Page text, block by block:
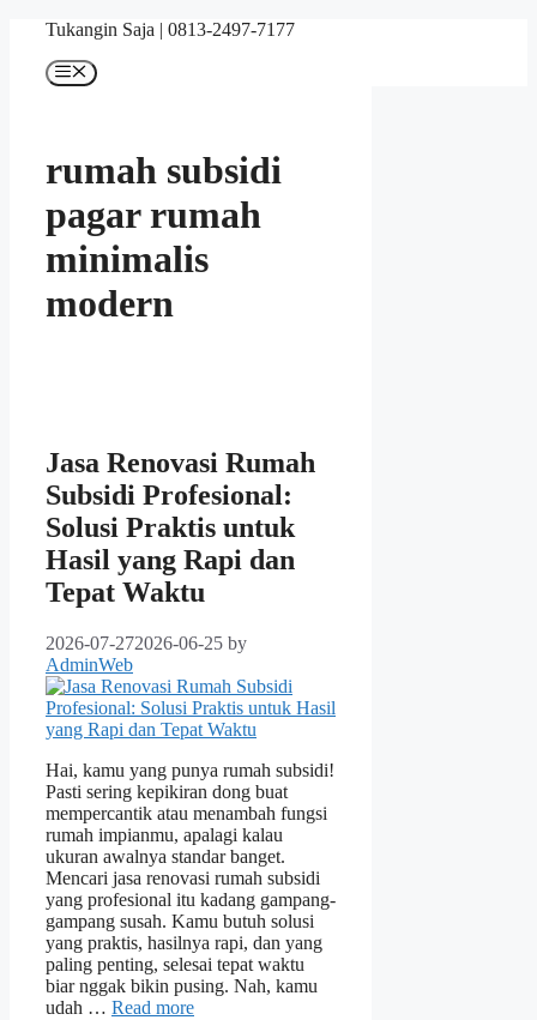
content
Tukangin Saja | 0813-2497-7177
Menu
rumah subsidi
pagar rumah
minimalis
modern
Jasa Renovasi Rumah
Subsidi Profesional:
Solusi Praktis untuk
Hasil yang Rapi dan
Tepat Waktu
2026-07-272026-06-25 by
AdminWeb
Hai, kamu yang punya rumah subsidi!
Pasti sering kepikiran dong buat
mempercantik atau menambah fungsi
rumah impianmu, apalagi kalau
ukuran awalnya standar banget.
Mencari jasa renovasi rumah subsidi
yang profesional itu kadang gampang-
gampang susah. Kamu butuh solusi
yang praktis, hasilnya rapi, dan yang
paling penting, selesai tepat waktu
biar nggak bikin pusing. Nah, kamu
udah … Read more